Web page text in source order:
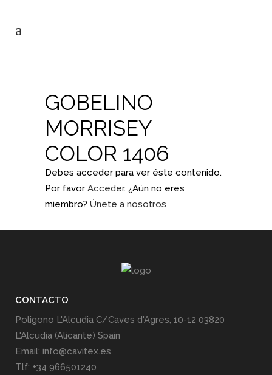
GOBELINO
MORRISEY
COLOR 1406
Debes acceder para ver éste contenido.
Por favor Acceder. ¿Aún no eres
miembro? Únete a nosotros
CONTACTO
Poligono L'Alcudia C/Caves d'Agres, 10-12 03820
L'Alcudia (Alicante) Spain
Email: info@cavitex.es
Tlf: +34 966501240